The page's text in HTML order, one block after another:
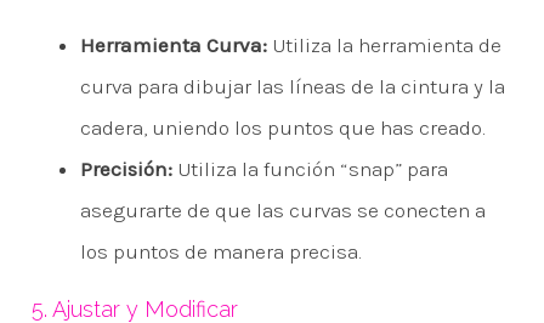
Herramienta Curva:Utiliza la herramienta de
curva para dibujar las líneas de la cintura y la
cadera, uniendo los puntos que has creado.
Precisión:Utiliza la función “snap” para
asegurarte de que las curvas se conecten a
los puntos de manera precisa.
5. Ajustar y Modificar